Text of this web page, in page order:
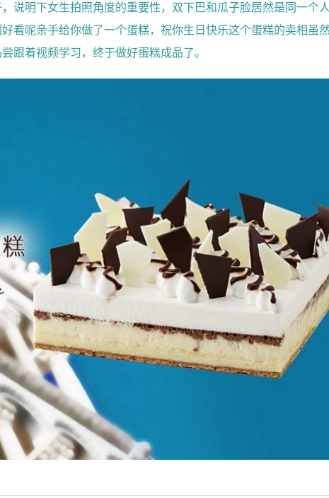
说明下女生拍照角度的重要性，双下巴和瓜子脸居然是同一个
看呢亲手给你做了一个蛋糕，祝你生日快乐这个蛋糕的卖相虽然
跟着视频学习，终于做好蛋糕成品了。